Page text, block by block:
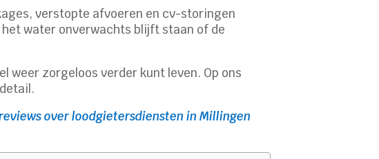
verstopte afvoeren en cv-storingen
water onverwachts blijft staan of de
weer zorgeloos verder kunt leven. Op ons
over loodgietersdiensten in Millingen